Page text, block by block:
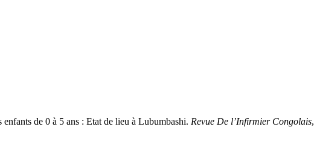
de 0 à 5 ans : Etat de lieu à Lubumbashi. Revue De l’Infirmier Congolais,